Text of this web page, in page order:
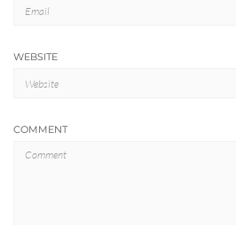
WEBSITE
COMMENT